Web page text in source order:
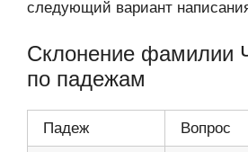
следующий вариант
Склонение фамилии
по падежам
Падеж Вопрос